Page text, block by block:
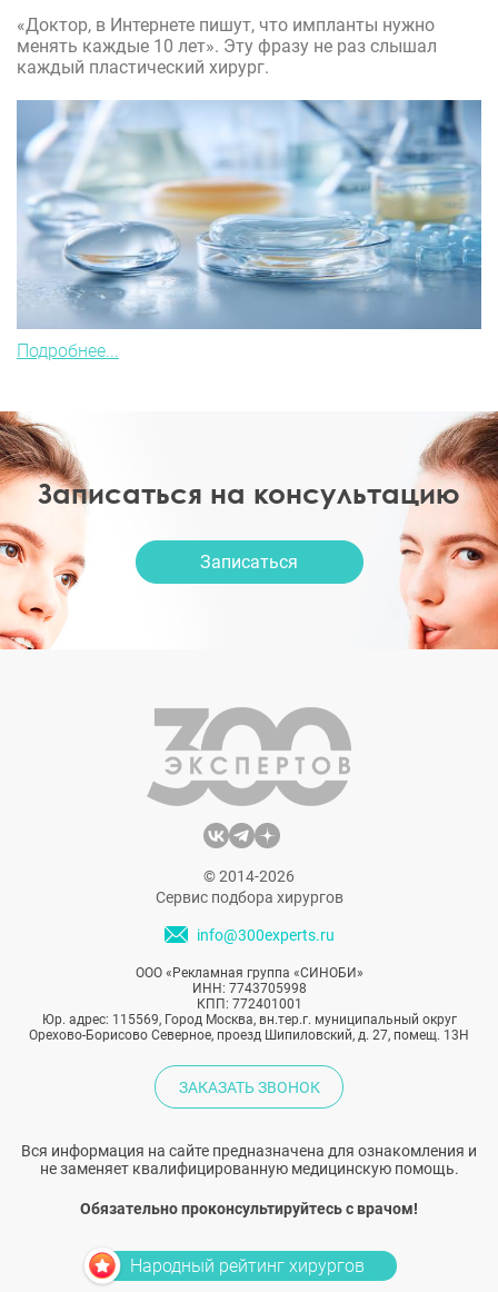
«Доктор, в Интернете пишут, что импланты нужно
менять каждые 10 лет». Эту фразу не раз слышал
каждый пластический хирург.
Подробнее...
Записаться на консультацию
Записаться
© 2014-2026
Сервис подбора хирургов
info@300experts.ru
ООО «Рекламная группа «СИНОБИ»
ИНН: 7743705998
КПП: 772401001
Юр. адрес: 115569, Город Москва, вн.тер.г. муниципальный округ
Орехово-Борисово Северное, проезд Шипиловский, д. 27, помещ. 13Н
ЗАКАЗАТЬ ЗВОНОК
Вся информация на сайте предназначена для ознакомления и
не заменяет квалифицированную медицинскую помощь.
Обязательно проконсультируйтесь с врачом!
Народный рейтинг хирургов